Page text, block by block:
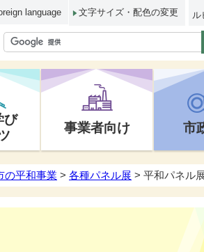
language 文字サイズ・配色の変更 ル
び
事業者向け 市
の平和事業 > 各種パネル展 > 平和パネル